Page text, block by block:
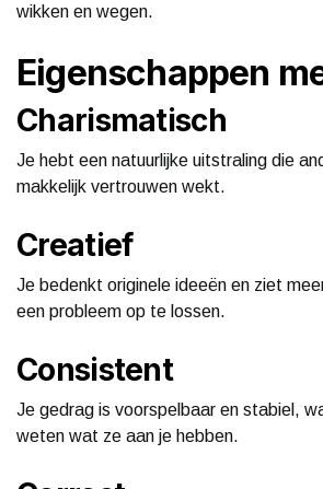
wikken en wegen.
Eigenschappen
Charismatisch
Je hebt een natuurlijke uitstraling die
makkelijk vertrouwen wekt.
Creatief
Je bedenkt originele ideeën en ziet
een probleem op te lossen.
Consistent
Je gedrag is voorspelbaar en stabiel,
weten wat ze aan je hebben.